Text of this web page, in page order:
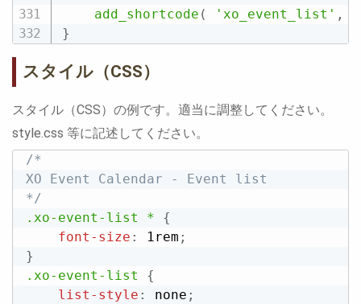
add_shortcode ( 'xo_event_list' ,
}
スタイル（CSS）
スタイル（CSS）の例です。適当に調整してください。
style.css 等に記述してください。
/*
XO Event Calendar - Event list
*/
.xo-event-list *
{
font-size : 1rem ;
}
.xo-event-list
{
list-style : none ;